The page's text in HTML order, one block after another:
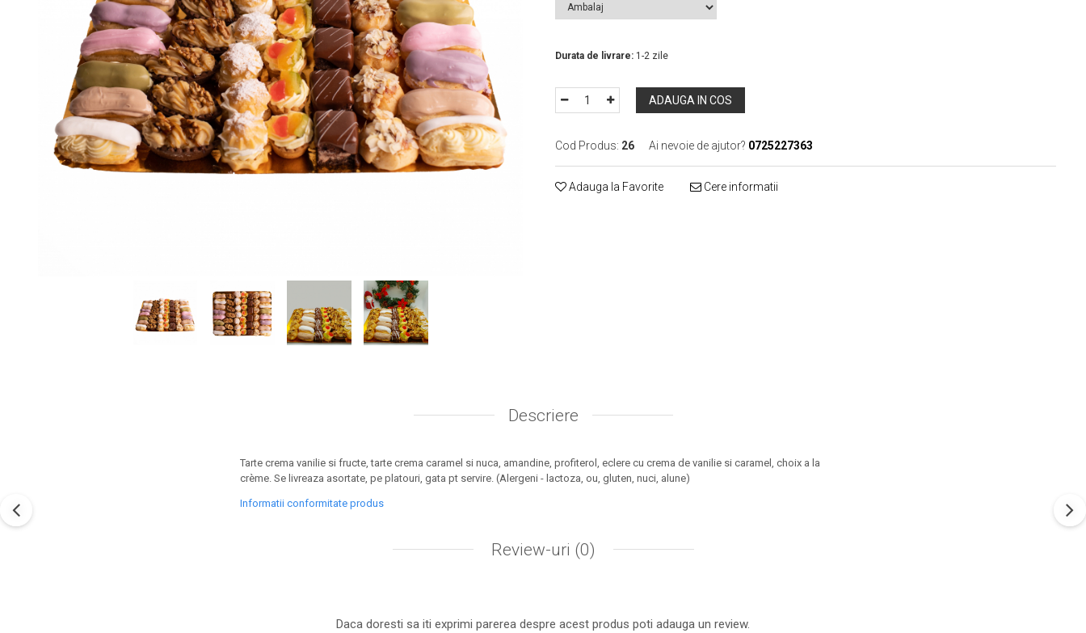
Durata de livrare: 1-2 zile
ADAUGA IN COS
Cod Produs: 26 Ai nevoie de ajutor? 0725227363
Adauga la Favorite Cere informatii
Descriere
Tarte crema vanilie si fructe, tarte crema caramel si nuca, amandine, profiterol, eclere cu crema de vanilie si caramel, choix a la
crème. Se livreaza asortate, pe platouri, gata pt servire. (Alergeni - lactoza, ou, gluten, nuci, alune)
Informatii conformitate produs
Review-uri (0)
Daca doresti sa iti exprimi parerea despre acest produs poti adauga un review.